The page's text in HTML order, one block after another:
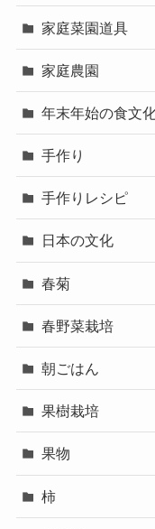
家庭菜園道具
家庭農園
年末年始の食文
手作り
手作りレシピ
日本の文化
春菊
春野菜栽培
朝ごはん
果樹栽培
果物
柿